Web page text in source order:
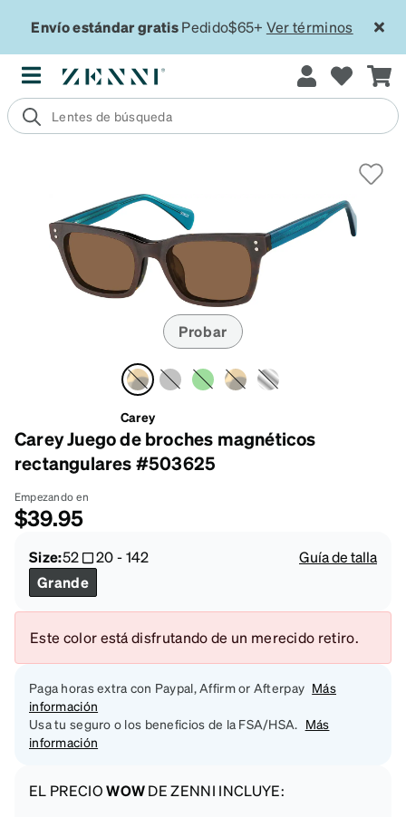
Envío estándar gratisPedido$65+ Ver términos
Probar
Carey
Carey Juego de broches magnéticos
rectangulares #503625
Empezando en
$39.95
Size:52 20-142
Guía de talla
Grande
Este color está disfrutando de un merecido retiro.
Paga horas extra con Paypal, Affirm or Afterpay Más
información
Usa tu seguro o los beneficios de la FSA/HSA. Más
información
EL PRECIOWOWDE ZENNI INCLUYE: